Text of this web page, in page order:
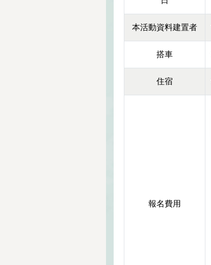
本活動資料建置者
搭車
住宿
報名費用